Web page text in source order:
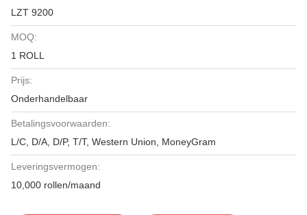
LZT 9200
MOQ:
1 ROLL
Prijs:
Onderhandelbaar
Betalingsvoorwaarden:
L/C, D/A, D/P, T/T, Western Union, MoneyGram
Leveringsvermogen:
10,000 rollen/maand